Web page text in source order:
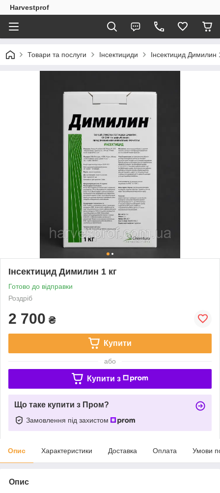
Harvestprof
Товари та послуги Інсектициди Інсектицид Димилин
Інсектицид Димилин 1 кг
Готово до відправки
Роздріб
2 700 ₴
Купити
або
Купити з
Що таке купити з Пром?
Замовлення під захистом
Опис Характеристики Доставка Оплата Умови
Опис